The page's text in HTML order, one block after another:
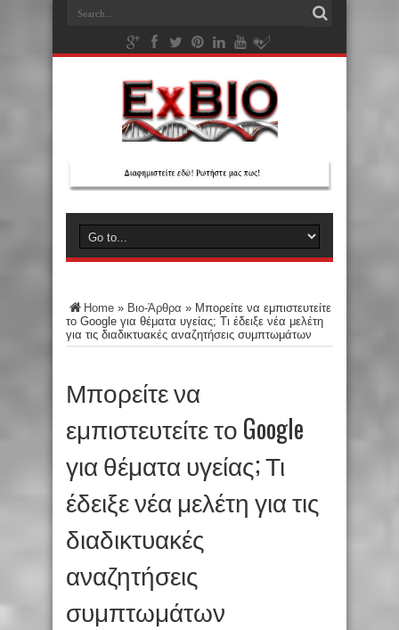
Home » Βιο-Άρθρα » Μπορείτε να εμπιστευτείτε
το Google για θέματα υγείας; Τι έδειξε νέα μελέτη
για τις διαδικτυακές αναζητήσεις συμπτωμάτων
Μπορείτε να
εμπιστευτείτε το Google
για θέματα υγείας; Τι
έδειξε νέα μελέτη για τις
διαδικτυακές
αναζητήσεις
συμπτωμάτων